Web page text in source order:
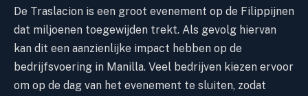
De Traslacion is een groot evenement op de Filippijnen
dat miljoenen toegewijden trekt. Als gevolg hiervan
kan dit een aanzienlijke impact hebben op de
bedrijfsvoering in Manilla. Veel bedrijven kiezen ervoor
om op de dag van het evenement te sluiten, zodat